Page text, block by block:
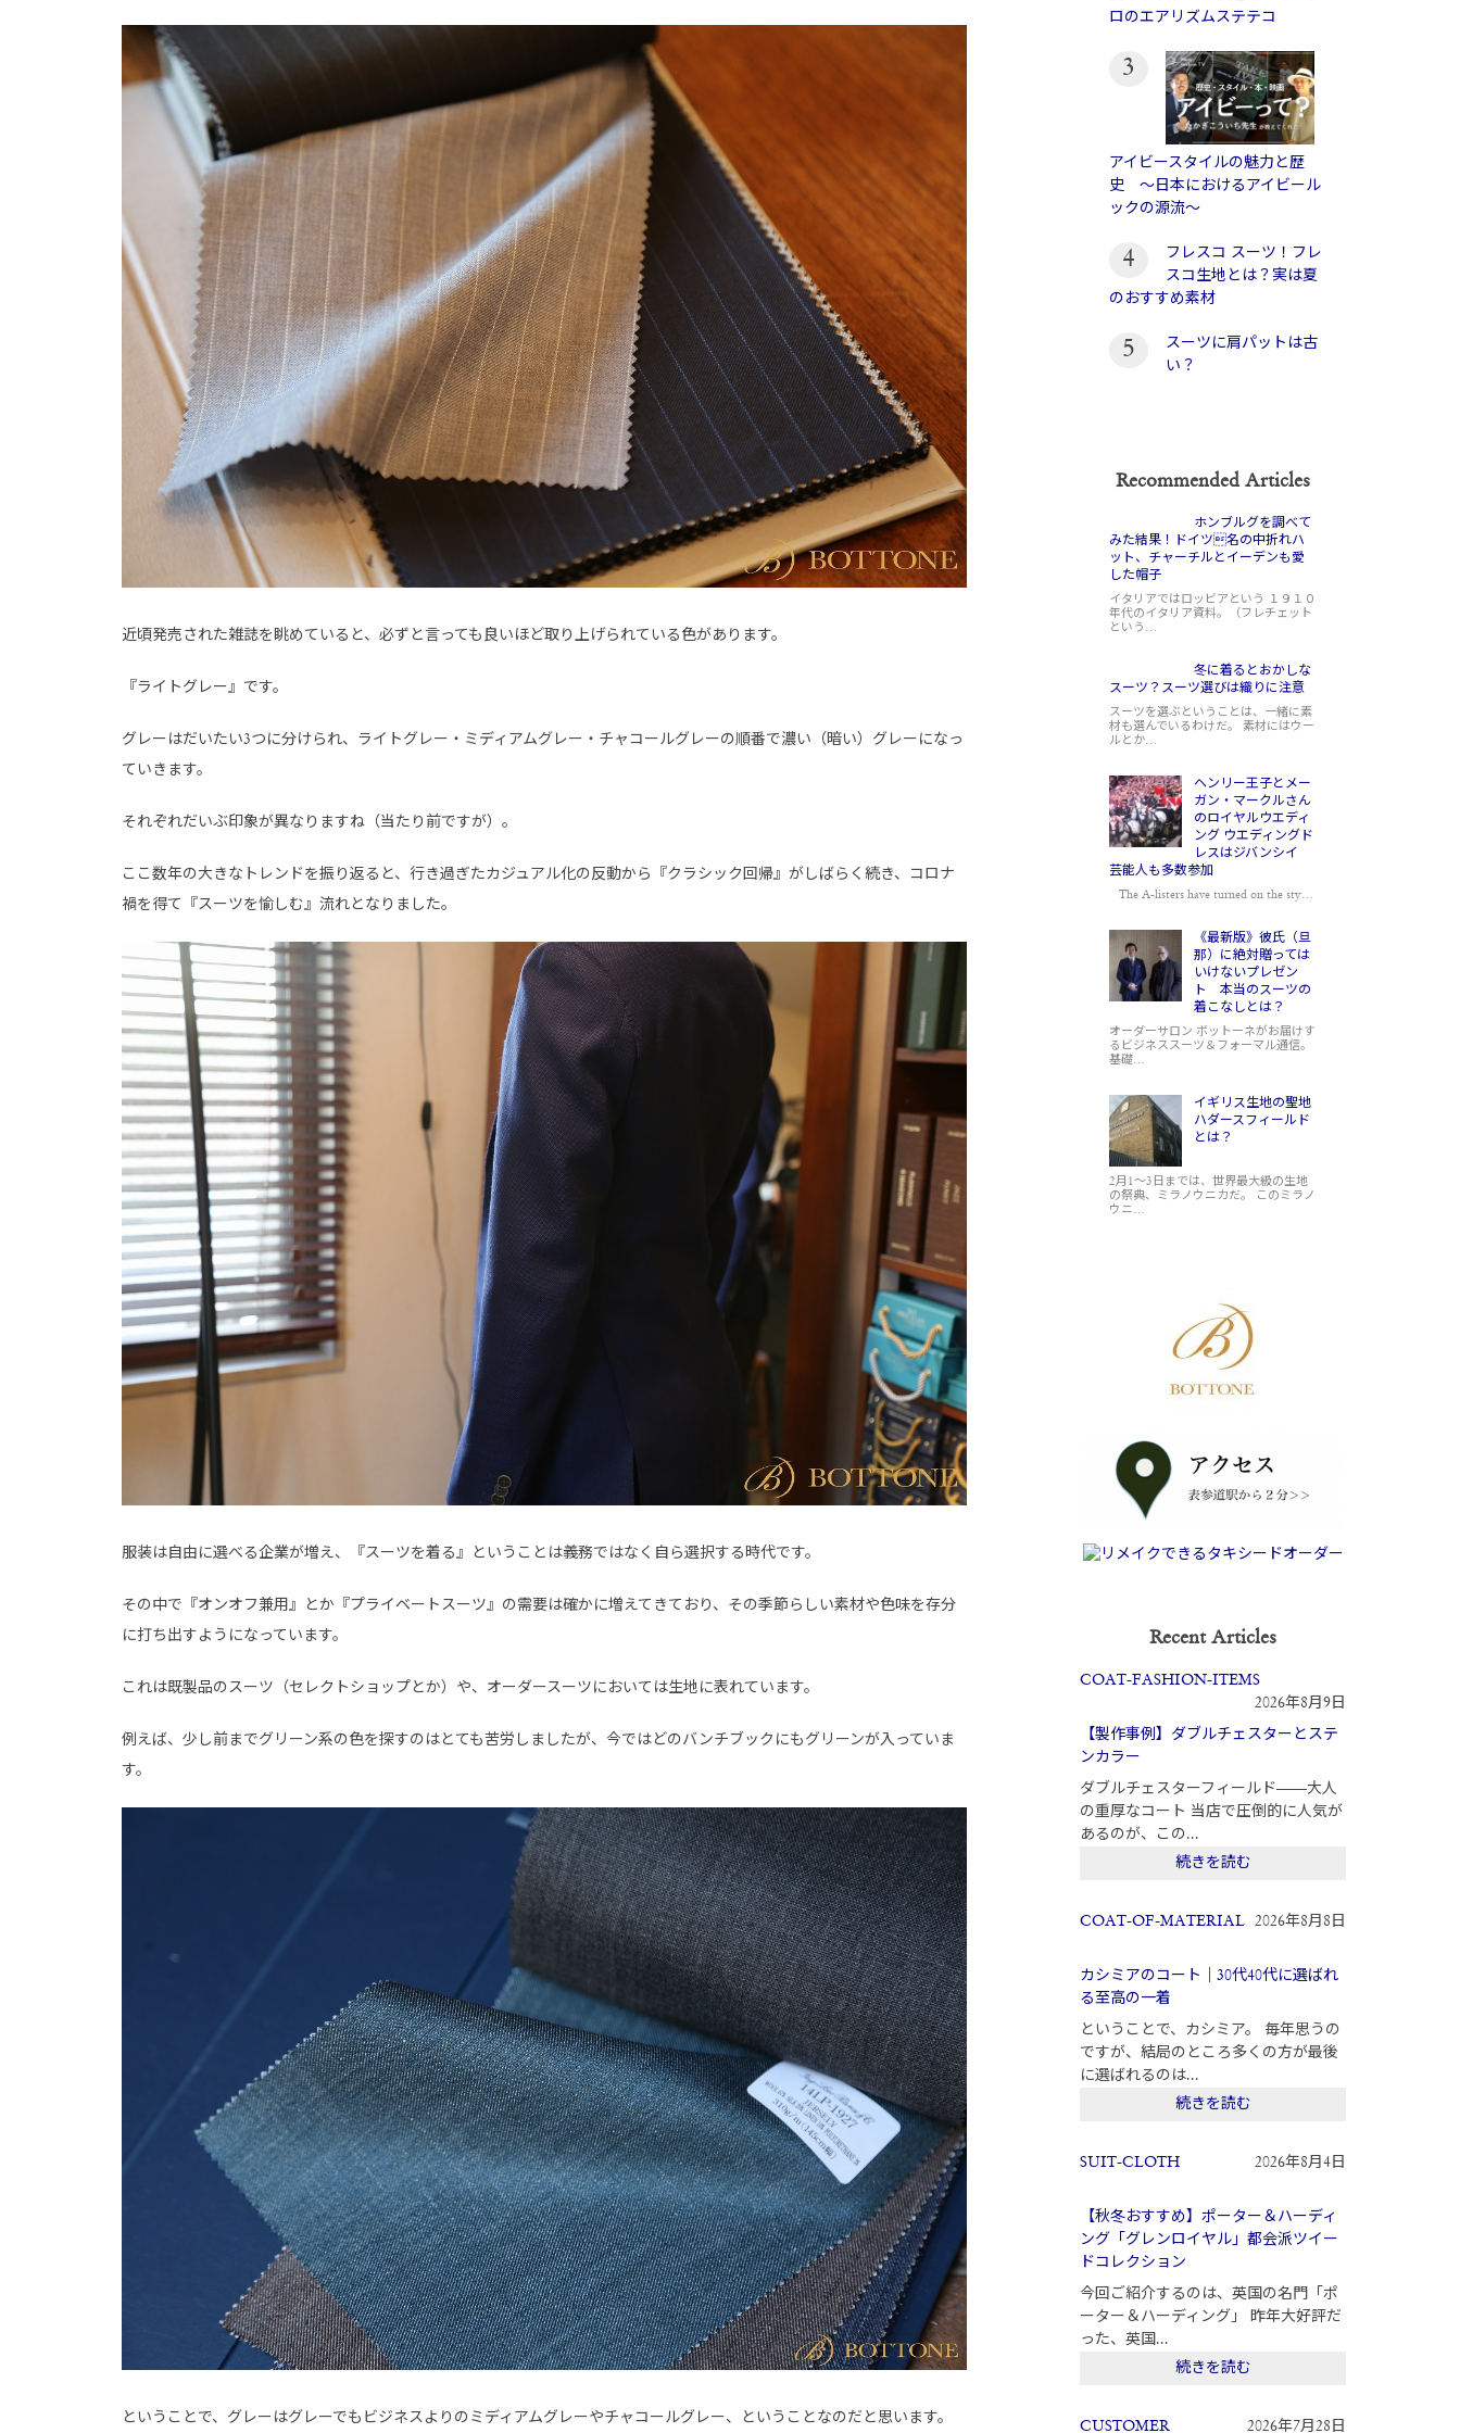
近頃発売された雑誌を眺めていると、必ずと言っても良いほど取り上げられている色があります。
『ライトグレー』です。
グレーはだいたい3つに分けられ、ライトグレー・ミディアムグレー・チャコールグレーの順番で濃い（暗い）グレーになっ
ていきます。
それぞれだいぶ印象が異なりますね（当たり前ですが）。
ここ数年の大きなトレンドを振り返ると、行き過ぎたカジュアル化の反動から『クラシック回帰』がしばらく続き、コロナ
禍を得て『スーツを愉しむ』流れとなりました。
服装は自由に選べる企業が増え、『スーツを着る』ということは義務ではなく自ら選択する時代です。
その中で『オンオフ兼用』とか『プライベートスーツ』の需要は確かに増えてきており、その季節らしい素材や色味を存分
に打ち出すようになっています。
これは既製品のスーツ（セレクトショップとか）や、オーダースーツにおいては生地に表れています。
例えば、少し前までグリーン系の色を探すのはとても苦労しましたが、今ではどのバンチブックにもグリーンが入っていま
す。
ということで、グレーはグレーでもビジネスよりのミディアムグレーやチャコールグレー、ということなのだと思います。
ロのエアリズムステテコ
3
アイビースタイルの魅力と歴
史 〜日本におけるアイビール
ックの源流〜
4
フレスコ スーツ！フレ
スコ生地とは？実は夏
のおすすめ素材
5
スーツに肩パットは古
い？
Recommended Articles
ホンブルグを調べて
みた結果！ドイツ名の中折れハ
ット、チャーチルとイーデンも愛
した帽子
イタリアではロッビアという １９１０
年代のイタリア資料。（フレチェット
という…
冬に着るとおかしな
スーツ？スーツ選びは織りに注意
スーツを選ぶということは、一緒に素
材も選んでいるわけだ。 素材にはウー
ルとか…
ヘンリー王子とメー
ガン・マークルさん
のロイヤルウエディ
ング ウエディングド
レスはジバンシイ
芸能人も多数参加
The A-listers have turned on the sty…
《最新版》彼氏（旦
那）に絶対贈っては
いけないプレゼン
ト 本当のスーツの
着こなしとは？
オーダーサロン ボットーネがお届けす
るビジネススーツ＆フォーマル通信。
基礎…
イギリス生地の聖地
ハダースフィールド
とは？
2月1～3日までは、世界最大級の生地
の祭典、ミラノウニカだ。 このミラノ
ウニ…
Recent Articles
COAT-FASHION-ITEMS
2026年8月9日
【製作事例】ダブルチェスターとステ
ンカラー
ダブルチェスターフィールド——大人
の重厚なコート 当店で圧倒的に人気が
あるのが、この...
続きを読む
COAT-OF-MATERIAL 2026年8月8日
カシミアのコート｜30代40代に選ばれ
る至高の一着
ということで、カシミア。 毎年思うの
ですが、結局のところ多くの方が最後
に選ばれるのは...
続きを読む
SUIT-CLOTH 2026年8月4日
【秋冬おすすめ】ポーター＆ハーディ
ング「グレンロイヤル」都会派ツイー
ドコレクション
今回ご紹介するのは、英国の名門「ポ
ーター＆ハーディング」 昨年大好評だ
った、英国...
続きを読む
CUSTOMER 2026年7月28日